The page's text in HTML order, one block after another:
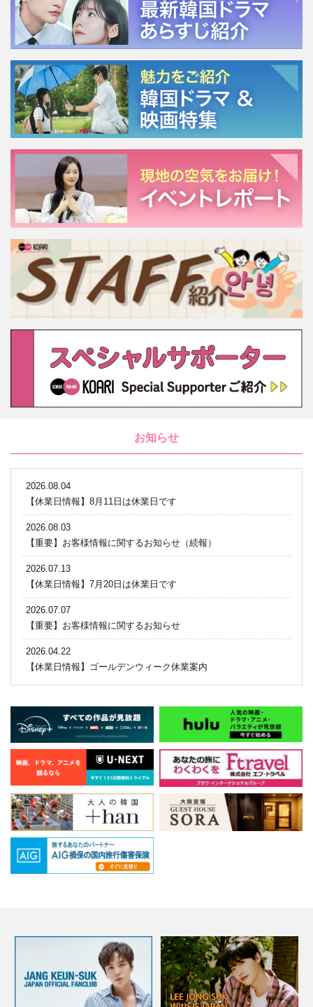
お知らせ
2026.08.04
【休業日情報】8月11日は休業日です
2026.08.03
【重要】お客様情報に関するお知らせ（続報）
2026.07.13
【休業日情報】7月20日は休業日です
2026.07.07
【重要】お客様情報に関するお知らせ
2026.04.22
【休業日情報】ゴールデンウィーク休業案内